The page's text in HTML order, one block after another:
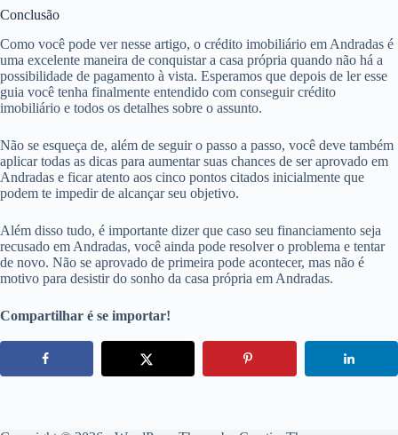
Conclusão
Como você pode ver nesse artigo, o crédito imobiliário em Andradas é
uma excelente maneira de conquistar a casa própria quando não há a
possibilidade de pagamento à vista. Esperamos que depois de ler esse
guia você tenha finalmente entendido com conseguir crédito
imobiliário e todos os detalhes sobre o assunto.
Não se esqueça de, além de seguir o passo a passo, você deve também
aplicar todas as dicas para aumentar suas chances de ser aprovado em
Andradas e ficar atento aos cinco pontos citados inicialmente que
podem te impedir de alcançar seu objetivo.
Além disso tudo, é importante dizer que caso seu financiamento seja
recusado em Andradas, você ainda pode resolver o problema e tentar
de novo. Não se aprovado de primeira pode acontecer, mas não é
motivo para desistir do sonho da casa própria em Andradas.
Compartilhar é se importar!